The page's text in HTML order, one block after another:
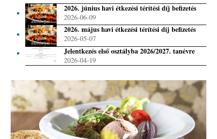
2026. június havi étkezési térítési díj befizetés
2026-06-09
2026. május havi étkezési térítési díj befizetés
2026-05-07
Jelentkezés első osztályba 2026/2027. tanévre
2026-04-19